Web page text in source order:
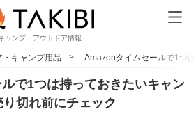
ャンプ・アウトドア情報
・キャンプ用品 Amazonタイムセールで1つ
で1つは持っておきたいキャン
切れ前にチェック